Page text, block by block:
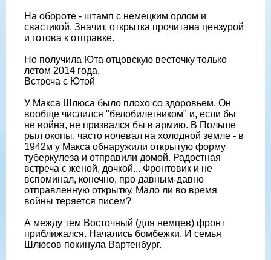
На обороте - штамп с немецким орлом и
свастикой. Значит, открытка прочитана цензурой
и готова к отправке.
Но получила Юта отцовскую весточку только
летом 2014 года.
Встреча с Ютой
У Макса Шлюса было плохо со здоровьем. Он
вообще числился "белобилетником" и, если бы
не война, не призвался бы в армию. В Польше
рыл окопы, часто ночевал на холодной земле - в
1942м у Макса обнаружили открытую форму
туберкулеза и отправили домой. Радостная
встреча с женой, дочкой... Фронтовик и не
вспоминал, конечно, про давным-давно
отправленную открытку. Мало ли во время
войны теряется писем?
А между тем Восточный (для немцев) фронт
приближался. Начались бомбежки. И семья
Шлюсов покинула Вартенбург.